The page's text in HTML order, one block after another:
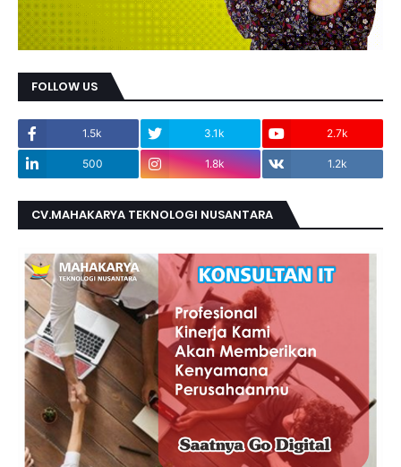
FOLLOW US
1.5k 3.1k 2.7k
500 1.8k 1.2k
CV.MAHAKARYA TEKNOLOGI NUSANTARA